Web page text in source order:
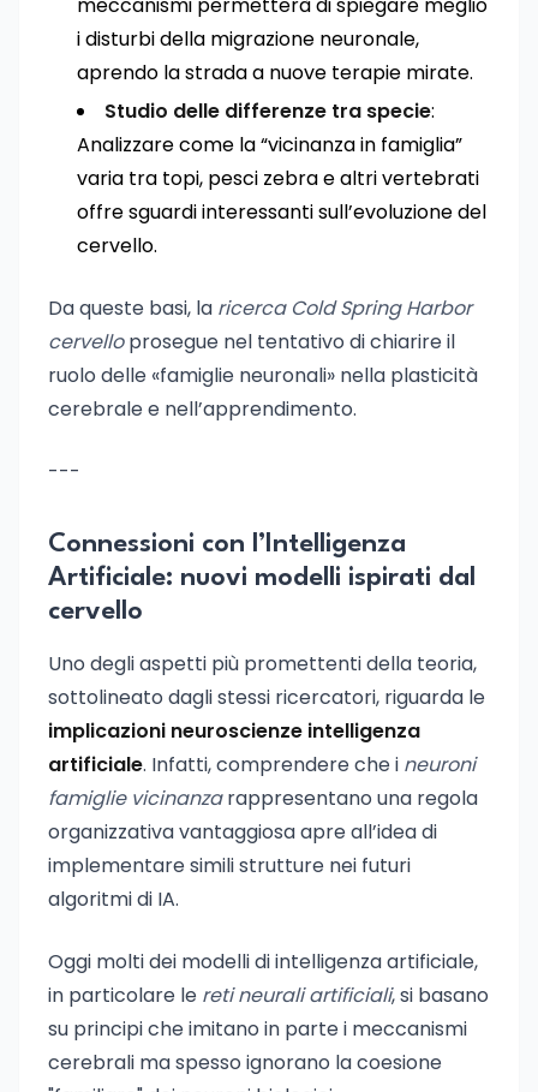
i disturbi della migrazione neuronale,
aprendo la strada a nuove terapie mirate.
Studio delle differenze tra specie:
Analizzare come la “vicinanza in famiglia”
varia tra topi, pesci zebra e altri vertebrati
offre sguardi interessanti sull’evoluzione del
cervello.
Da queste basi, la ricerca Cold Spring Harbor
cervelloprosegue nel tentativo di chiarire il
ruolo delle «famiglie neuronali» nella plasticità
cerebrale e nell’apprendimento.
---
Connessioni con l’Intelligenza
Artificiale: nuovi modelli ispirati dal
cervello
Uno degli aspetti più promettenti della teoria,
sottolineato dagli stessi ricercatori, riguarda le
implicazioni neuroscienze intelligenza
artificiale. Infatti, comprendere che i neuroni
famiglie vicinanzarappresentano una regola
organizzativa vantaggiosa apre all’idea di
implementare simili strutture nei futuri
algoritmi di IA.
Oggi molti dei modelli di intelligenza artificiale,
in particolare le reti neurali artificiali, si basano
su principi che imitano in parte i meccanismi
cerebrali ma spesso ignorano la coesione